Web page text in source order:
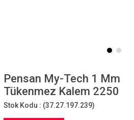
Pensan My-Tech 1 Mm
Tükenmez Kalem 2250
Stok Kodu : (37.27.197.239)